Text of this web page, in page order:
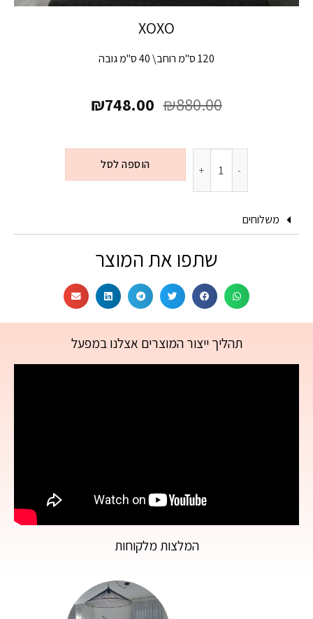
XOXO
120 ס"מ רוחב\ 40 ס"מ גובה
₪880.00
₪748.00
הוספה לסל
משלוחים
שתפו את המוצר
תהליך ייצור המוצרים אצלנו במפעל
המלצות מלקוחות